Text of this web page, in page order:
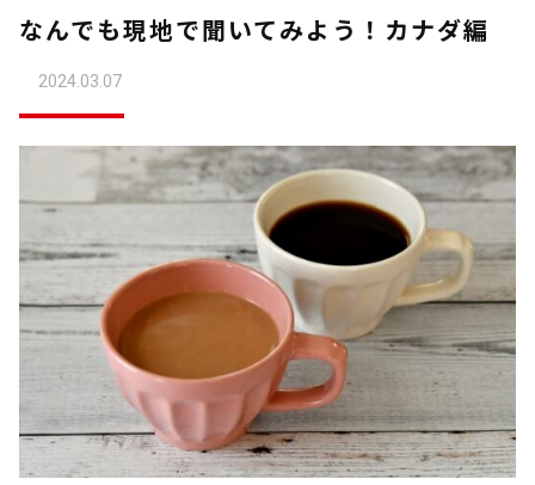
なんでも現地で聞いてみよう！カナダ編
2024.03.07